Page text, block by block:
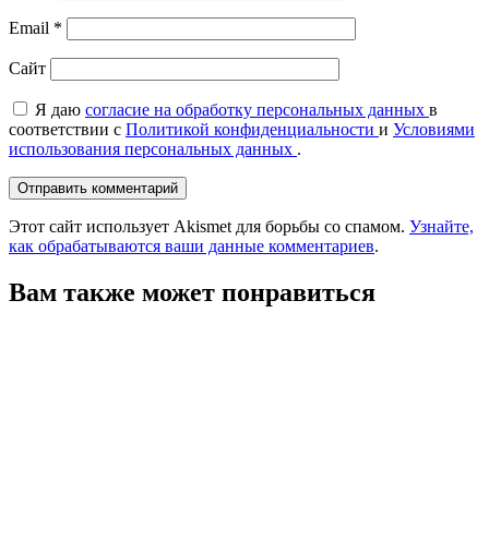
Email *
Сайт
Я даю согласие на обработку персональных данных в
соответствии с Политикой конфиденциальности и Условиями
использования персональных данных .
Этот сайт использует Akismet для борьбы со спамом. Узнайте,
как обрабатываются ваши данные комментариев.
Вам также может понравиться